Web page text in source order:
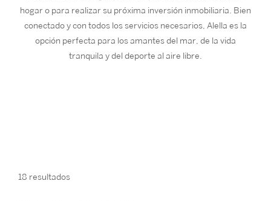
hogar o para realizar su próxima inversión inmobiliaria. Bien
conectado y con todos los servicios necesarios, Alella es la
opción perfecta para los amantes del mar, de la vida
tranquila y del deporte al aire libre.
18 resultados